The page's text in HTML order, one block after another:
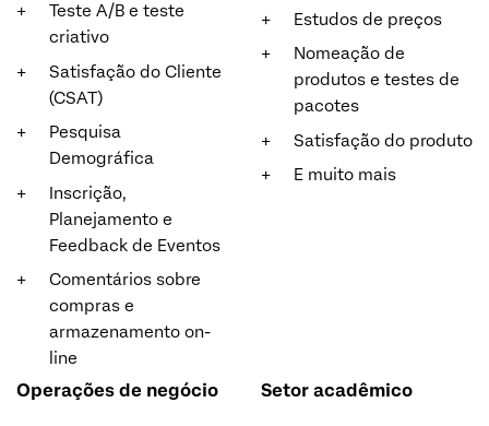
Teste A/B e teste
criativo
Satisfação do Cliente
(CSAT)
Pesquisa
Demográfica
Inscrição,
Planejamento e
Feedback de Eventos
Comentários sobre
compras e
armazenamento on-
line
Estudos de preços
Nomeação de
produtos e testes de
pacotes
Satisfação do produto
E muito mais
Operações de negócio Setor acadêmico